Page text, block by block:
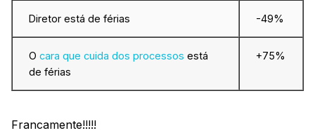
Diretor está de férias -49%
Ocara que cuida dos processos está
de férias
+75%
Francamente!!!!!